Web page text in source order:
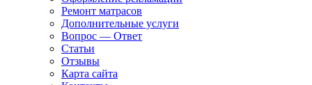
Ремонт матрасов
Дополнительные услуги
Вопрос — Ответ
Статьи
Отзывы
Карта сайта